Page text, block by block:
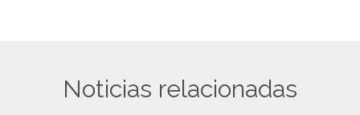
Noticias relacionadas